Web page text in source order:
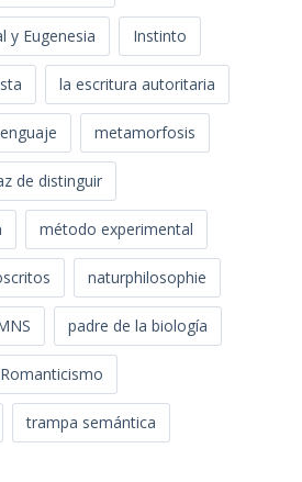
y Eugenesia Instinto
la escritura autoritaria
metamorfosis
de distinguir
método experimental
naturphilosophie
padre de la biología
Romanticismo
trampa semántica